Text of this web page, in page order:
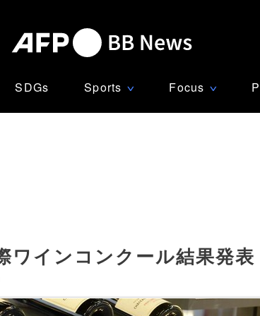
SDGs Sports ∨ Focus ∨
ワインコンクール結果発表